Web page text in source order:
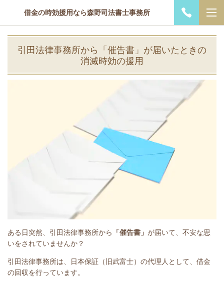
借金の時効援用なら森野司法書士事務所
引田法律事務所から「催告書」が届いたときの
消滅時効の援用
ある日突然、引田法律事務所から 「催告書」 が届いて、不安な思
いをされていませんか？
引田法律事務所は、日本保証（旧武富士）の代理人として、借金
の回収を行っています。